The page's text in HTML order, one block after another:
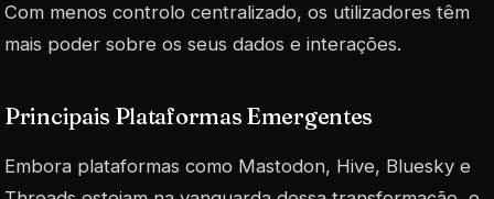
Com menos controlo centralizado, os utilizadores têm
mais poder sobre os seus dados e interações.
Principais Plataformas Emergentes
Embora plataformas como Mastodon, Hive, Bluesky e